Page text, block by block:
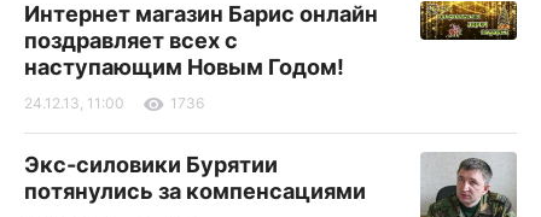
Интернет магазин Барис онлайн
поздравляет всех с
наступающим Новым Годом!
24.12.13, 11:00 1736
Экс-силовики Бурятии
потянулись за компенсациями